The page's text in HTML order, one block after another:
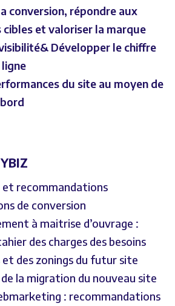
conversion, répondre aux
et valoriser la marque
Développer le chiffre
ligne
du site au moyen de
et recommandations
de conversion
à maitrise d’ouvrage :
des charges des besoins
des zonings du futur site
la migration du nouveau site
: recommandations